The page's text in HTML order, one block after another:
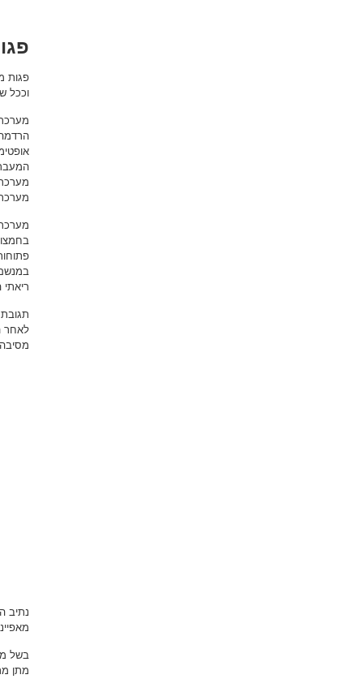
וככל
המעבר
לאחר
נתיב
בשל
מתן